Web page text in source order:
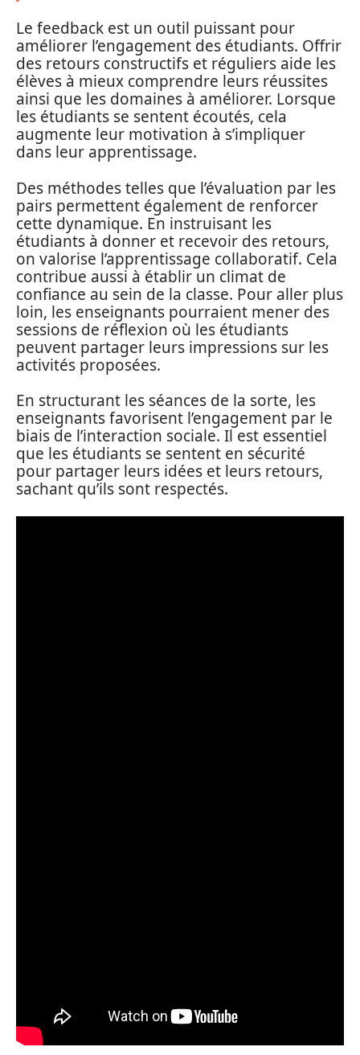
Le feedback est un outil puissant pour
améliorer l’engagement des étudiants. Offrir
des retours constructifs et réguliers aide les
élèves à mieux comprendre leurs réussites
ainsi que les domaines à améliorer. Lorsque
les étudiants se sentent écoutés, cela
augmente leur motivation à s’impliquer
dans leur apprentissage.
Des méthodes telles que l’évaluation par les
pairs permettent également de renforcer
cette dynamique. En instruisant les
étudiants à donner et recevoir des retours,
on valorise l’apprentissage collaboratif. Cela
contribue aussi à établir un climat de
confiance au sein de la classe. Pour aller plus
loin, les enseignants pourraient mener des
sessions de réflexion où les étudiants
peuvent partager leurs impressions sur les
activités proposées.
En structurant les séances de la sorte, les
enseignants favorisent l’engagement par le
biais de l’interaction sociale. Il est essentiel
que les étudiants se sentent en sécurité
pour partager leurs idées et leurs retours,
sachant qu’ils sont respectés.